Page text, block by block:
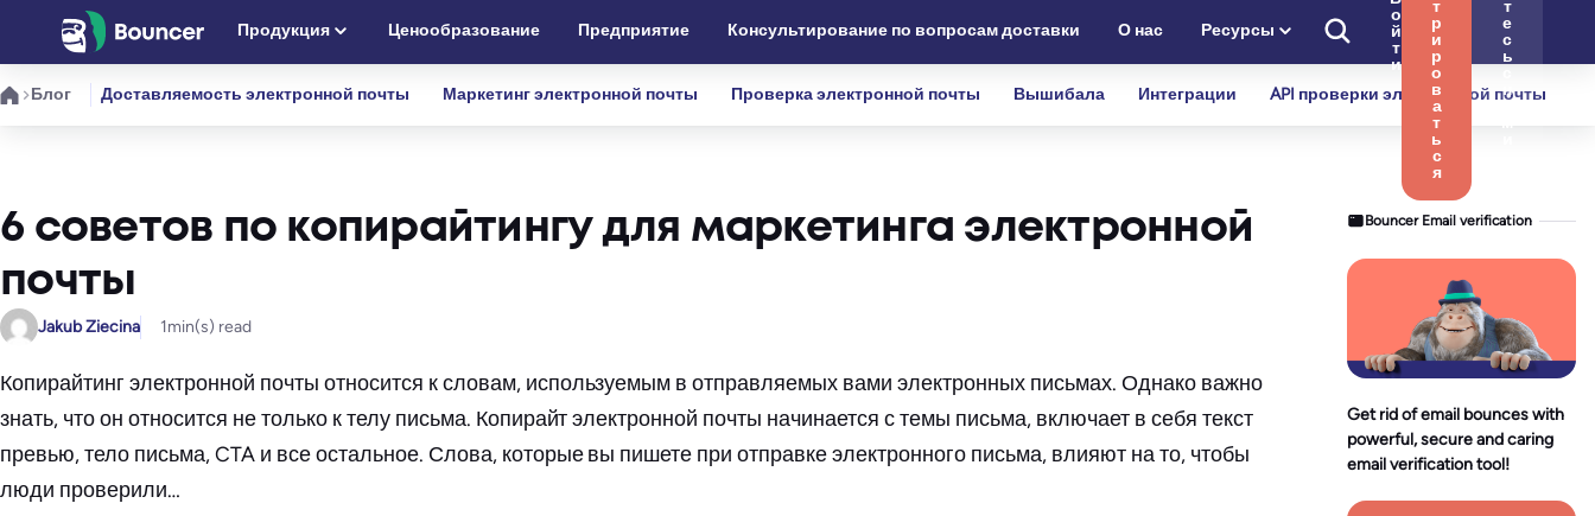
Перейти
содержимому
Продукция Ценообразование Предприятие Консультирование по вопросам доставки О нас Ресурсы
о
й
т
и
т
р
и
р
о
в
а
т
ь
с
я
т
е
с
ь
н
а
Блог Доставляемость электронной почты Маркетинг электронной почты Проверка электронной почты Вышибала Интеграции API проверки электронной почты
6 советов по копирайтингу для маркетинга электронной
почты
Jakub Ziecina 1min(s) read
Копирайтинг электронной почты относится к словам, используемым в отправляемых вами электронных письмах. Однако важно
знать, что он относится не только к телу письма. Копирайт электронной почты начинается с темы письма, включает в себя текст
превью, тело письма, CTA и все остальное. Слова, которые вы пишете при отправке электронного письма, влияют на то, чтобы
люди проверили…
Bouncer Email verification
Get rid of email bounces with
powerful, secure and caring
email verification tool!